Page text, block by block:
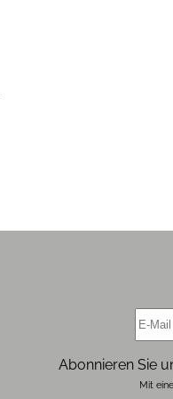
Abonnieren Sie
Mit